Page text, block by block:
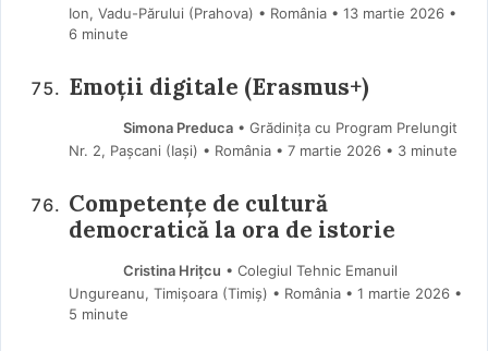
Ion, Vadu-Părului (Prahova) • România
13 martie 2026 •
6 minute
Emoții digitale (Erasmus+)
Simona Preduca• Grădinița cu Program Prelungit
Nr. 2, Pașcani (Iaşi) • România
7 martie 2026 • 3 minute
Competențe de cultură
democratică la ora de istorie
Cristina Hrițcu • Colegiul Tehnic Emanuil
Ungureanu, Timișoara (Timiş) • România
1 martie 2026 •
5 minute